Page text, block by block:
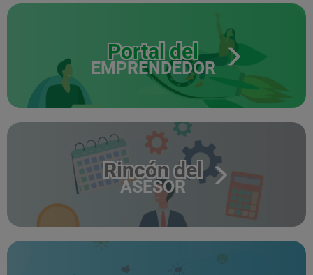
Portal del
EMPRENDEDOR
Rincón del
ASESOR